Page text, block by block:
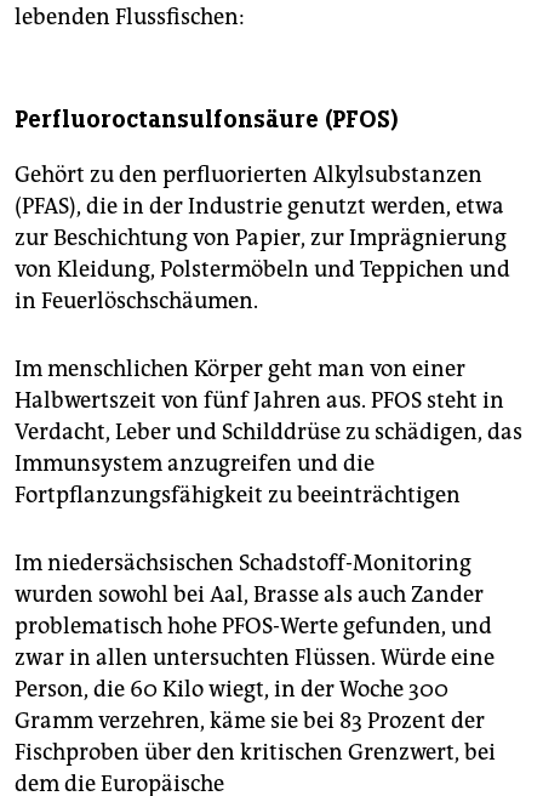
lebenden Flussfischen:
Perfluoroctansulfonsäure (PFOS)
Gehört zu den perfluorierten Alkylsubstanzen
(PFAS), die in der Industrie genutzt werden, etwa
zur Beschichtung von Papier, zur Imprägnierung
von Kleidung, Polstermöbeln und Teppichen und
in Feuerlöschschäumen.
Im menschlichen Körper geht man von einer
Halbwertszeit von fünf Jahren aus. PFOS steht in
Verdacht, Leber und Schilddrüse zu schädigen, das
Immunsystem anzugreifen und die
Fortpflanzungsfähigkeit zu beeinträchtigen
Im niedersächsischen Schadstoff-Monitoring
wurden sowohl bei Aal, Brasse als auch Zander
problematisch hohe PFOS-Werte gefunden, und
zwar in allen untersuchten Flüssen. Würde eine
Person, die 60 Kilo wiegt, in der Woche 300
Gramm verzehren, käme sie bei 83 Prozent der
Fischproben über den kritischen Grenzwert, bei
dem die Europäische